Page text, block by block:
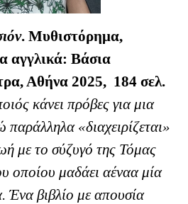
. Μυθιστόρημα,
αγγλικά: Βάσια
Αθήνα 2025, 184 σελ.
κάνει πρόβες για μια
«διαχειρίζεται»
με το σύζυγό της Τόμας
οποίου μαδάει αέναα μία
Ένα βιβλίο με απουσία